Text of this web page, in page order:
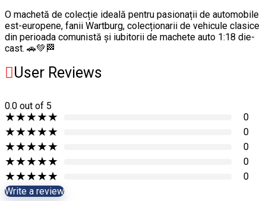
O machetă de colecție ideală pentru pasionații de automobile
est-europene, fanii Wartburg, colecționarii de vehicule clasice
din perioada comunistă și iubitorii de machete auto 1:18 die-
cast. 🚗💚🏁
User Reviews
0.0 out of 5
★★★★★ 0
★★★★★ 0
★★★★★ 0
★★★★★ 0
★★★★★
0
Write a review